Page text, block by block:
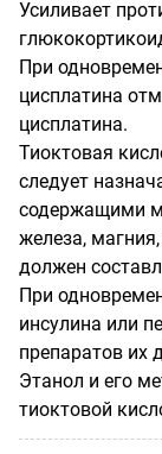
Усиливает
При
цисплатина
цисплатина.
Тиоктовая
следует
содержащими
железа,
должен
При
инсулина или
препаратов их
Этанол и его
тиоктовой